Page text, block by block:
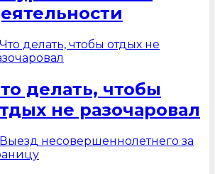
делать, чтобы
не разочаровал